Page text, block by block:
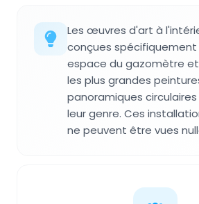
Les œuvres d'art à
conçues spécifiquement
espace du gazomètre
les plus grandes
panoramiques
leur genre. Ces
ne peuvent être vues